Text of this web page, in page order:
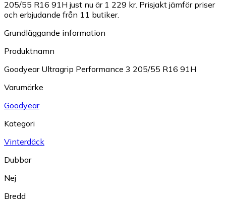
205/55 R16 91H just nu är 1 229 kr. Prisjakt jämför priser
och erbjudande från 11 butiker.
Grundläggande information
Produktnamn
Goodyear Ultragrip Performance 3 205/55 R16 91H
Varumärke
Goodyear
Kategori
Vinterdäck
Dubbar
Nej
Bredd